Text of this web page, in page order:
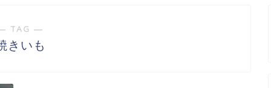
TAG ―
きいも